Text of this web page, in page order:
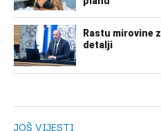
JOŠ VIJESTI